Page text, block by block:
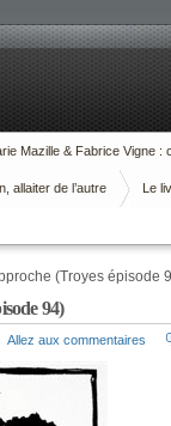
Mazille & Fabrice Vigne :
allaiter de l’autre Le
(Troyes épisode
94)
Allez aux commentaires